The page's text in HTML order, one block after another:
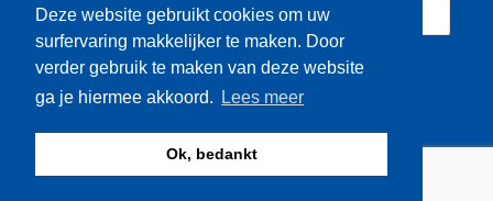
Deze website gebruikt cookies om uw
surfervaring makkelijker te maken. Door
verder gebruik te maken van deze website
ga je hiermee akkoord.
Lees meer
Ok, bedankt
© Brugse Radio 2026